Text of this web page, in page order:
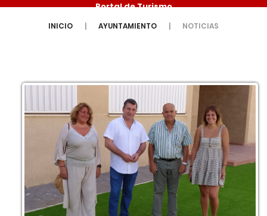
Portal de Turismo
INICIO AYUNTAMIENTO NOTICIAS